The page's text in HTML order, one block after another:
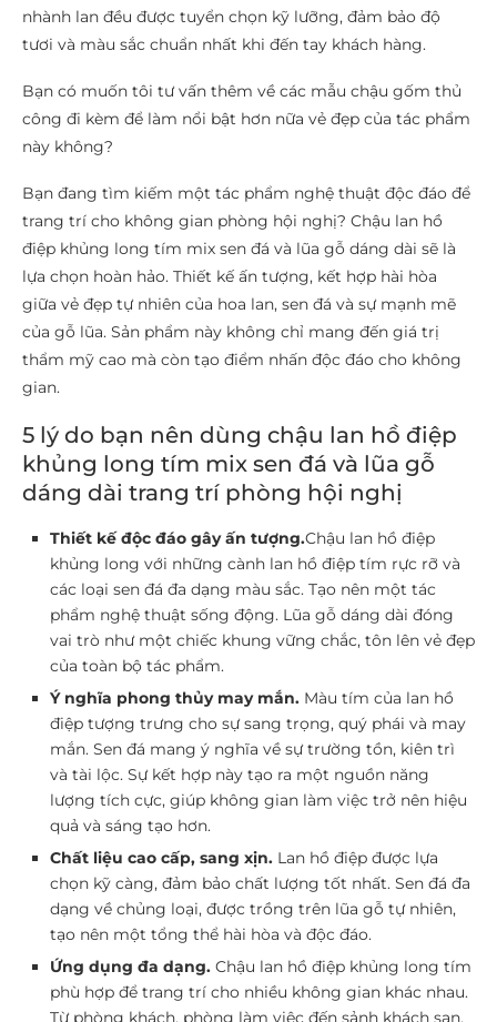
nhành lan đều được tuyển chọn kỹ lưỡng, đảm bảo độ
tươi và màu sắc chuẩn nhất khi đến tay khách hàng.
Bạn có muốn tôi tư vấn thêm về các mẫu chậu gốm thủ
công đi kèm để làm nổi bật hơn nữa vẻ đẹp của tác phẩm
này không?
Bạn đang tìm kiếm một tác phẩm nghệ thuật độc đáo để
trang trí cho không gian phòng hội nghị? Chậu lan hồ
điệp khủng long tím mix sen đá và lũa gỗ dáng dài sẽ là
lựa chọn hoàn hảo. Thiết kế ấn tượng, kết hợp hài hòa
giữa vẻ đẹp tự nhiên của hoa lan, sen đá và sự mạnh mẽ
của gỗ lũa. Sản phẩm này không chỉ mang đến giá trị
thẩm mỹ cao mà còn tạo điểm nhấn độc đáo cho không
gian.
5 lý do bạn nên dùng chậu lan hồ điệp
khủng long tím mix sen đá và lũa gỗ
dáng dài trang trí phòng hội nghị
Thiết kế độc đáo gây ấn tượng.Chậu lan hồ điệp
khủng long với những cành lan hồ điệp tím rực rỡ và
các loại sen đá đa dạng màu sắc. Tạo nên một tác
phẩm nghệ thuật sống động. Lũa gỗ dáng dài đóng
vai trò như một chiếc khung vững chắc, tôn lên vẻ đẹp
của toàn bộ tác phẩm.
Ý nghĩa phong thủy may mắn. Màu tím của lan hồ
điệp tượng trưng cho sự sang trọng, quý phái và may
mắn. Sen đá mang ý nghĩa về sự trường tồn, kiên trì
và tài lộc. Sự kết hợp này tạo ra một nguồn năng
lượng tích cực, giúp không gian làm việc trở nên hiệu
quả và sáng tạo hơn.
Chất liệu cao cấp, sang xịn. Lan hồ điệp được lựa
chọn kỹ càng, đảm bảo chất lượng tốt nhất. Sen đá đa
dạng về chủng loại, được trồng trên lũa gỗ tự nhiên,
tạo nên một tổng thể hài hòa và độc đáo.
Ứng dụng đa dạng. Chậu lan hồ điệp khủng long tím
phù hợp để trang trí cho nhiều không gian khác nhau.
Từ phòng khách, phòng làm việc đến sảnh khách sạn,